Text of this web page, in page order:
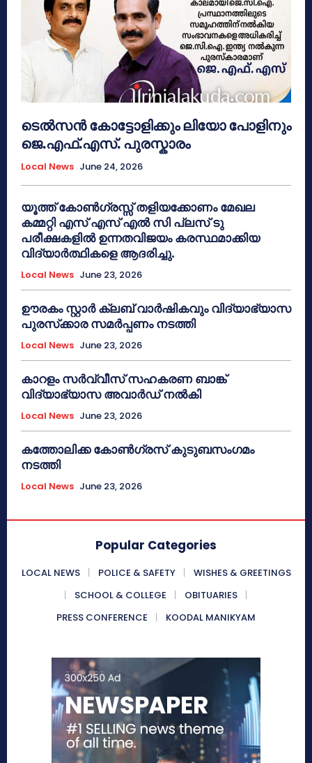
ടെൽസൻ കോട്ടോളിക്കും ലിയോ പോളിനും
ജെ.എഫ്.എസ്. പുരസ്കാരം
Local News June 24, 2026
യൂത്ത് കോൺഗ്രസ്സ് തളിയക്കോണം മേഖല
കമ്മറ്റി എസ് എസ് എൽ സി പ്ലസ് ടു
പരീക്ഷകളിൽ ഉന്നതവിജയം കരസ്ഥമാക്കിയ
വിദ്യാർത്ഥികളെ ആദരിച്ചു.
Local News June 23, 2026
ഊരകം സ്റ്റാർ ക്ലബ് വാർഷികവും വിദ്യാഭ്യാസ
പുരസ്‌ക്കാര സമർപ്പണം നടത്തി
Local News June 23, 2026
കാറളം സർവ്വീസ് സഹകരണ ബാങ്ക്
വിദ്യാഭ്യാസ അവാർഡ് നൽകി
Local News June 23, 2026
കത്തോലിക്ക കോൺഗ്രസ് കുടുബസംഗമം
നടത്തി
Local News June 23, 2026
Popular Categories
LOCAL NEWS POLICE & SAFETY
WISHES & GREETINGS
SCHOOL & COLLEGE
OBITUARIES
PRESS CONFERENCE
KOODAL MANIKYAM